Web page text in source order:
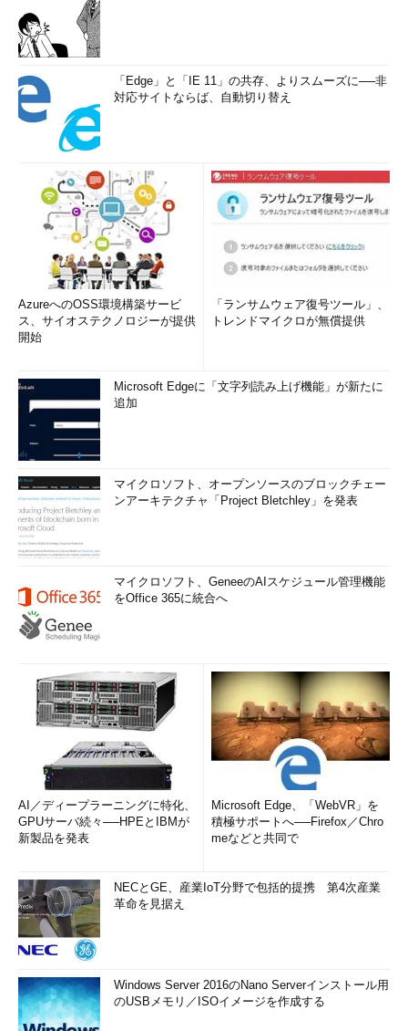
「Edge」と「IE 11」の共存、よりスムーズに──非
対応サイトならば、自動切り替え
AzureへのOSS環境構築サービ
ス、サイオステクノロジーが提供
開始
「ランサムウェア復号ツール」、
トレンドマイクロが無償提供
Microsoft Edgeに「文字列読み上げ機能」が新たに
追加
マイクロソフト、オープンソースのブロックチェー
ンアーキテクチャ「Project Bletchley」を発表
マイクロソフト、GeneeのAIスケジュール管理機能
をOffice 365に統合へ
AI／ディープラーニングに特化、
GPUサーバ続々──HPEとIBMが
新製品を発表
Microsoft Edge、「WebVR」を
積極サポートへ──Firefox／Chro
meなどと共同で
NECとGE、産業IoT分野で包括的提携 第4次産業
革命を見据え
Windows Server 2016のNano Serverインストール用
のUSBメモリ／ISOイメージを作成する